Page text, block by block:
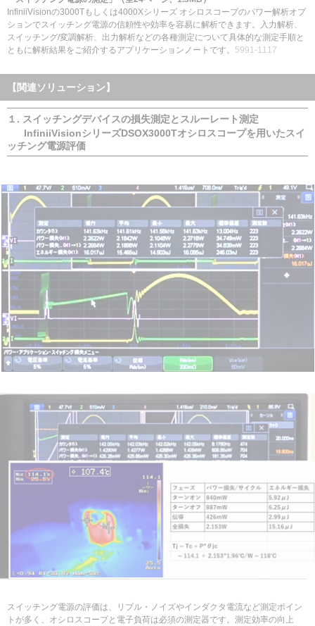
InfiniiVisionの3000Tもしくは4000Xシリーズ オシロスコープのパワー解析オプ
ションでスイッチング電源の信頼性や効率を容易に解析できます。入力解析、
スイッチング/変調解析、出力解析などの各種測定について具体的な測定手順と
ともに解析結果をご紹介するアプリケーションノートです。 5991-1117
【関連ソリューション】
１. スイッチングデバイスの損失測定とスルーレート測定
InfiniiVisionシリーズDSOX3000Tオシロスコープを用いたスイ
ッチング電源評価
スイッチング電源の評価は、リプル・ノイズやインダクタ電流など測定ポイン
トが多く、オシロスコープと電子負荷は必須の測定器です。測定効率の向上